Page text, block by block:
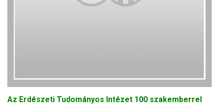
Az Erdészeti Tudományos Intézet 100 szakemberrel